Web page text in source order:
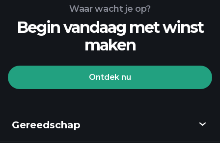
IE00B54PSJ04 fonds grafiek
Waar wacht je op?
Begin vandaag met winst
maken
Ontdek nu
Gereedschap